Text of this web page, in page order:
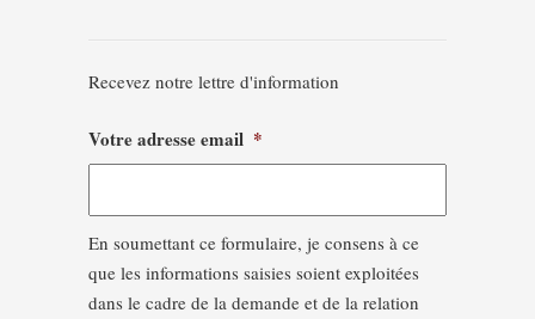
Recevez notre lettre d'information
Votre adresse email *
En soumettant ce formulaire, je consens à ce
que les informations saisies soient exploitées
dans le cadre de la demande et de la relation